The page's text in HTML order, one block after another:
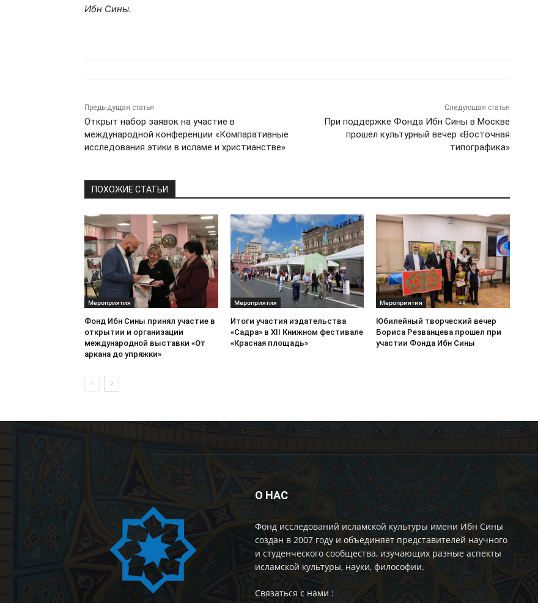
Ибн Сины.
Предыдущая статья
Открыт набор заявок на участие в
международной конференции «Компаративные
исследования этики в исламе и христианстве»
Следующая статья
При поддержке Фонда Ибн Сины в Москве
прошел культурный вечер «Восточная
типографика»
ПОХОЖИЕ СТАТЬИ
Мероприятия
Фонд Ибн Сины принял участие в
открытии и организации
международной выставки «От
аркана до упряжки»
Мероприятия
Итоги участия издательства
«Садра» в XII Книжном фестивале
«Красная площадь»
Мероприятия
Юбилейный творческий вечер
Бориса Резванцева прошел при
участии Фонда Ибн Сины
О НАС
Фонд исследований исламской культуры имени Ибн Сины
создан в 2007 году и объединяет представителей научного
и студенческого сообщества, изучающих разные аспекты
исламской культуры, науки, философии.
Cвязаться с нами :